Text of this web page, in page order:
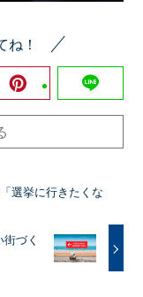
ね！
選挙に行きたくな
づく